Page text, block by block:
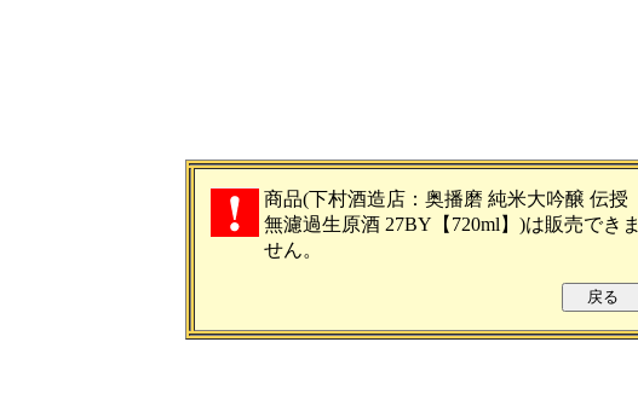
商品(下村酒造店：奥播磨 純米大吟醸 伝授
無濾過生原酒 27BY【720ml】)は販売できま
せん。